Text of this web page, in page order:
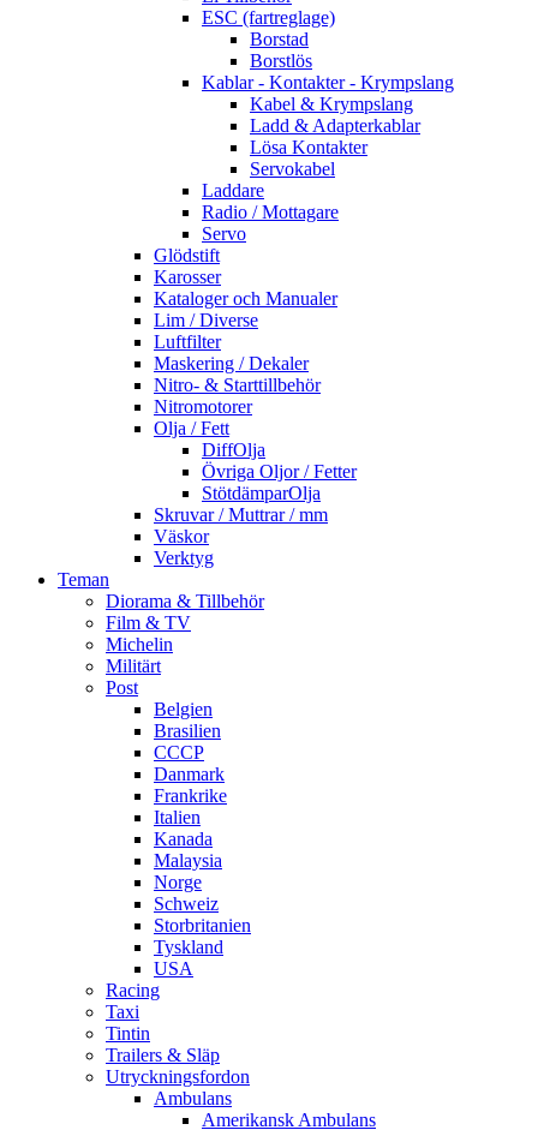
ESC (fartreglage)
Borstad
Borstlös
Kablar - Kontakter - Krympslang
Kabel & Krympslang
Ladd & Adapterkablar
Lösa Kontakter
Servokabel
Laddare
Radio / Mottagare
Servo
Glödstift
Karosser
Kataloger och Manualer
Lim / Diverse
Luftfilter
Maskering / Dekaler
Nitro- & Starttillbehör
Nitromotorer
Olja / Fett
DiffOlja
Övriga Oljor / Fetter
StötdämparOlja
Skruvar / Muttrar / mm
Väskor
Verktyg
Teman
Diorama & Tillbehör
Film & TV
Michelin
Militärt
Post
Belgien
Brasilien
CCCP
Danmark
Frankrike
Italien
Kanada
Malaysia
Norge
Schweiz
Storbritanien
Tyskland
USA
Racing
Taxi
Tintin
Trailers & Släp
Utryckningsfordon
Ambulans
Amerikansk Ambulans